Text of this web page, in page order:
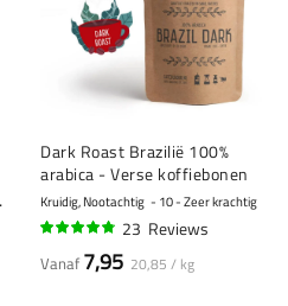
7 - Krachtig
Dark Roast Brazilië 100%
arabica - Verse koffiebonen
Kruidig, Nootachtig 10 - Zeer krachtig
23 Reviews
Vanaf 7,95 20,85 / kg